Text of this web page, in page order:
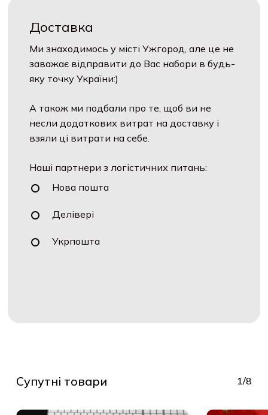
Доставка
Ми знаходимось у місті Ужгород, але це не
заважає відправити до Вас набори в будь-
яку точку України:)
А також ми подбали про те, щоб ви не
несли додаткових витрат на доставку і
взяли ці витрати на себе.
Наші партнери з логістичних питань:
Нова пошта
Делівері
Укрпошта
Супутні товари 1/8